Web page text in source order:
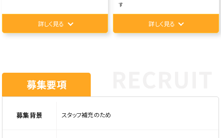
詳しく見る
す
詳しく見る
募集要項
募集背景 スタッフ補充のため